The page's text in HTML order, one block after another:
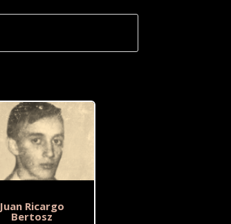
Juan Ricargo
Bertosz